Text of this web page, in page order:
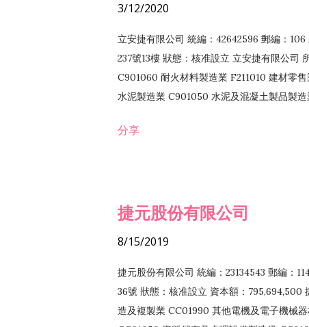
3/12/2020
立安捷有限公司 統編：42642596 郵編：
237號13樓 狀態：核准設立 立安捷有限公司
C901060 耐火材料製造業 F211010 建材零
水泥製造業 C901050 水泥及混凝土製品製
EZ99990 其他工程業 F102170 食品什貨批
分享
捷元股份有限公司
8/15/2019
捷元股份有限公司 統編：23134543 郵編：
36號 狀態：核准設立 資本額：795,694,500
造及複製業 CC01990 其他電機及電子機械